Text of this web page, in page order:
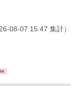
08-07 15:47 集計）